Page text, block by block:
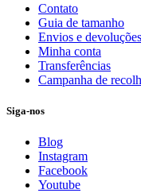
Contato
Guia de tamanho
Envios e devoluções
Minha conta
Transferências
Campanha de
Siga-nos
Blog
Instagram
Facebook
Youtube